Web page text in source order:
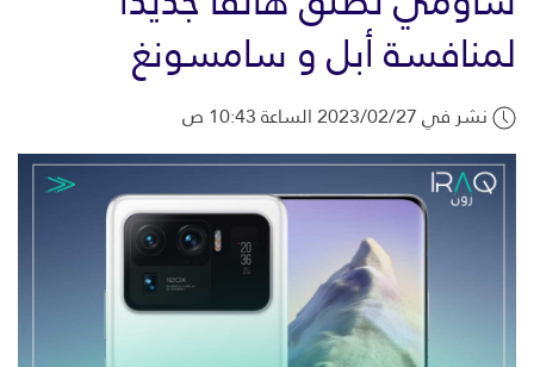
لمنافسة أبل و سامسونغ
نشر في 2023/02/27 الساعة 10:43 ص